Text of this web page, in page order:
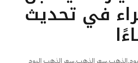
في تحديث
,الذهب,سعر الذهب,سعر الذهب اليوم